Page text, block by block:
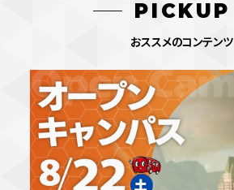
PICKUP
おススメのコンテンツ